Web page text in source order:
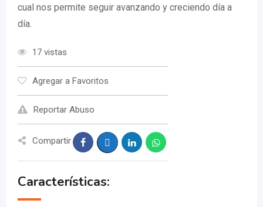
cual nos permite seguir avanzando y creciendo día a
día.
17 vistas
Agregar a Favoritos
Reportar Abuso
Compartir
Características: